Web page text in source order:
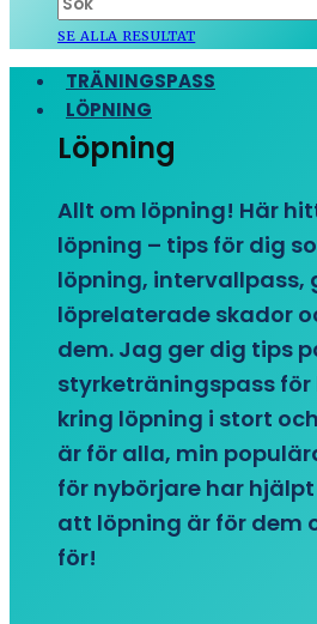
SE ALLA RESULTAT
TRÄNINGSPASS
LÖPNING
Löpning
Allt om löpning! Här
löpning – tips för dig
löpning, intervallpass,
löprelaterade skador
dem. Jag ger dig tips
styrketräningspass
kring löpning i stort
är för alla, min
för nybörjare har
att löpning är för dem
för!